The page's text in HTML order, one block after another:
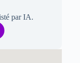
par IA.